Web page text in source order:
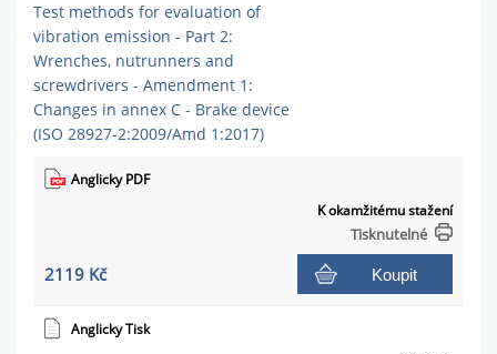
Test methods for evaluation of
vibration emission - Part 2:
Wrenches, nutrunners and
screwdrivers - Amendment 1:
Changes in annex C - Brake device
(ISO 28927-2:2009/Amd 1:2017)
Anglicky PDF
K okamžitému stažení
Tisknutelné
2119 Kč Koupit
Anglicky Tisk